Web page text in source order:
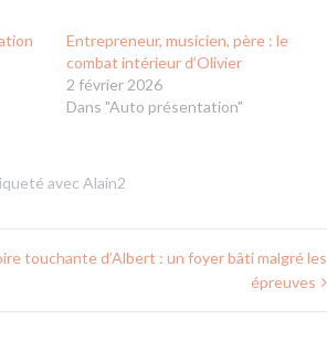
Entrepreneur, musicien, père : le
combat intérieur d’Olivier
2 février 2026
Dans "Auto présentation"
avec Alain2
touchante d’Albert : un foyer bâti malgré les
épreuves